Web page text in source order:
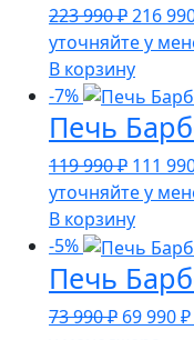
223 990₽
цена
223
990 ₽.
216
уточняйте у
В корзину
-7%
Печь
119 990₽
цена
119
990 ₽.
111
уточняйте у
В корзину
-5%
Печь
73 990₽ 69 990₽